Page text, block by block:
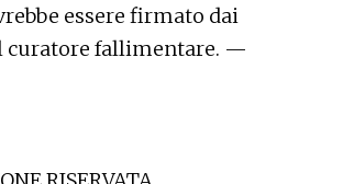
essere firmato dai
curatore fallimentare. —